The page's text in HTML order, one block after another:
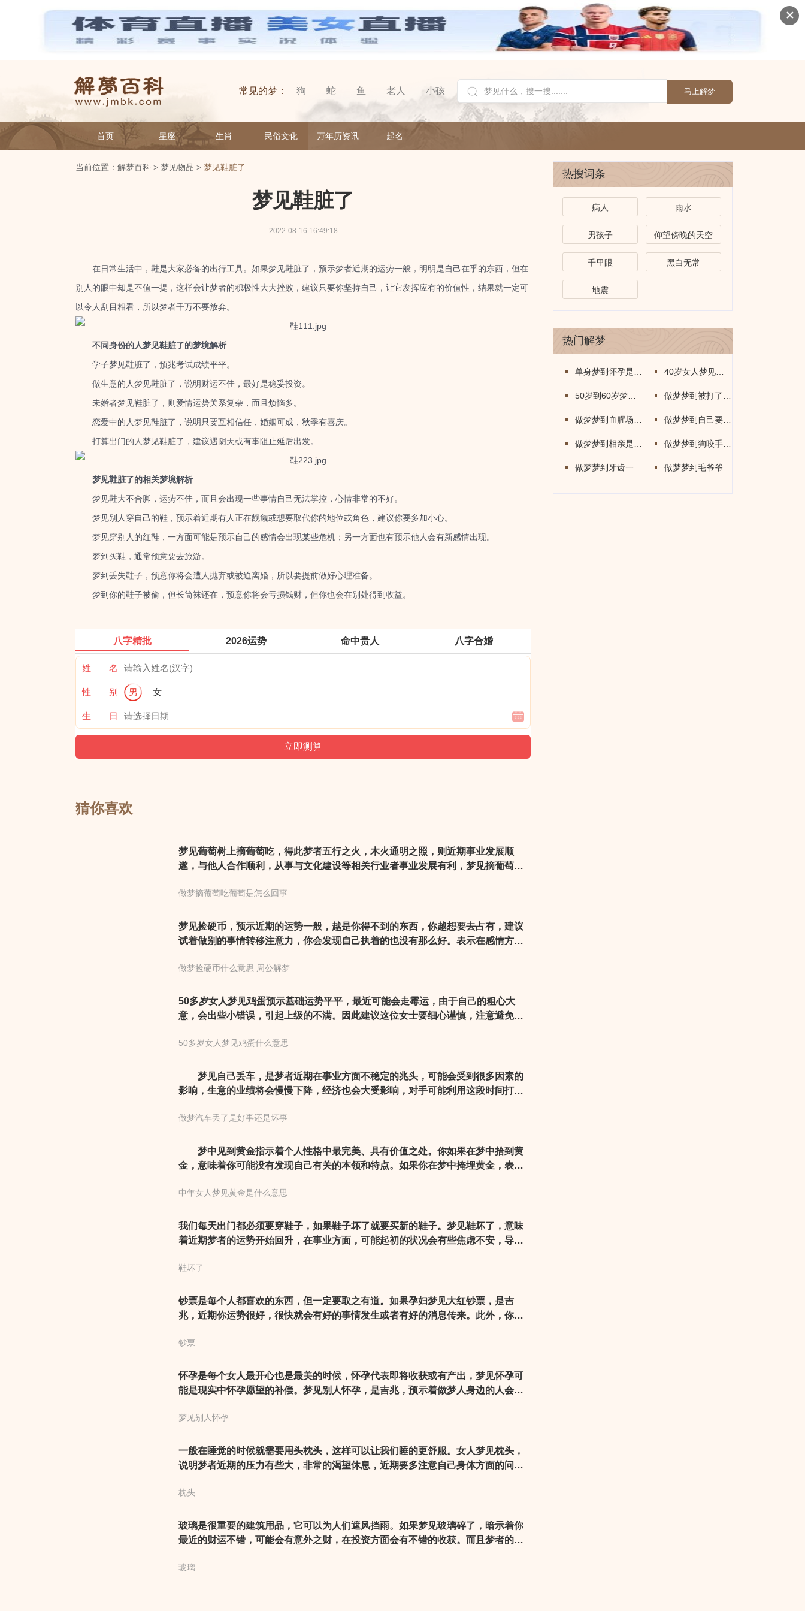
✕
马上解梦
常见的梦： 狗 蛇 鱼 老人 小孩
首页 星座 生肖 民俗文化 万年历资讯 起名
当前位置： 解梦百科 > 梦见物品 > 梦见鞋脏了
梦见鞋脏了
2022-08-16 16:49:18
在日常生活中，鞋是大家必备的出行工具。如果梦见鞋脏了，预示梦者近期的运势一般，明明是自己在乎的东西，但在
别人的眼中却是不值一提，这样会让梦者的积极性大大挫败，建议只要你坚持自己，让它发挥应有的价值性，结果就一定可
以令人刮目相看，所以梦者千万不要放弃。
不同身份的人梦见鞋脏了的梦境解析
学子梦见鞋脏了，预兆考试成绩平平。
做生意的人梦见鞋脏了，说明财运不佳，最好是稳妥投资。
未婚者梦见鞋脏了，则爱情运势关系复杂，而且烦恼多。
恋爱中的人梦见鞋脏了，说明只要互相信任，婚姻可成，秋季有喜庆。
打算出门的人梦见鞋脏了，建议遇阴天或有事阻止延后出发。
梦见鞋脏了的相关梦境解析
梦见鞋大不合脚，运势不佳，而且会出现一些事情自己无法掌控，心情非常的不好。
梦见别人穿自己的鞋，预示着近期有人正在觊觎或想要取代你的地位或角色，建议你要多加小心。
梦见穿别人的红鞋，一方面可能是预示自己的感情会出现某些危机；另一方面也有预示他人会有新感情出现。
梦到买鞋，通常预意要去旅游。
梦到丢失鞋子，预意你将会遭人抛弃或被迫离婚，所以要提前做好心理准备。
梦到你的鞋子被偷，但长筒袜还在，预意你将会亏损钱财，但你也会在别处得到收益。
八字精批 2026运势 命中贵人 八字合婚
姓 名
性 别 男 女
生 日
猜你喜欢
梦见葡萄树上摘葡萄吃，得此梦者五行之火，木火通明之照，则近期事业发展顺
遂，与他人合作顺利，从事与文化建设等相关行业者事业发展有利，梦见摘葡萄乃
做梦摘葡萄吃葡萄是怎么回事
梦见捡硬币，预示近期的运势一般，越是你得不到的东西，你越想要去占有，建议
试着做别的事情转移注意力，你会发现自己执着的也没有那么好。表示在感情方面
放一点。而且其中有人对你表示好感的可能喔。其实只要多想些快乐的事物，情绪
做梦捡硬币什么意思 周公解梦
50多岁女人梦见鸡蛋预示基础运势平平，最近可能会走霉运，由于自己的粗心大
意，会出些小错误，引起上级的不满。因此建议这位女士要细心谨慎，注意避免小
梦见鸡蛋代表先失后得、要有信心得财利，本命年的女人梦见鸡蛋意味着家庭风波
50多岁女人梦见鸡蛋什么意思
梦见自己丢车，是梦者近期在事业方面不稳定的兆头，可能会受到很多因素的
影响，生意的业绩将会慢慢下降，经济也会大受影响，对手可能利用这段时间打击
做梦汽车丢了是好事还是坏事
梦中见到黄金指示着个人性格中最完美、具有价值之处。你如果在梦中拾到黄
金，意味着你可能没有发现自己有关的本领和特点。如果你在梦中掩埋黄金，表示
中年女人梦见黄金是什么意思
我们每天出门都必须要穿鞋子，如果鞋子坏了就要买新的鞋子。梦见鞋坏了，意味
着近期梦者的运势开始回升，在事业方面，可能起初的状况会有些焦虑不安，导致
信，其后做事顺利，是吉兆。
鞋坏了
钞票是每个人都喜欢的东西，但一定要取之有道。如果孕妇梦见大红钞票，是吉
兆，近期你运势很好，很快就会有好的事情发生或者有好的消息传来。此外，你的
不少奖励。建议你万事低调，免得出现什么差错，让自己损失了一笔钱财。
钞票
怀孕是每个女人最开心也是最美的时候，怀孕代表即将收获或有产出，梦见怀孕可
能是现实中怀孕愿望的补偿。梦见别人怀孕，是吉兆，预示着做梦人身边的人会有
某些想法与观点开始变得和以前不同了，比如他们开始变得成熟等等。
梦见别人怀孕
一般在睡觉的时候就需要用头枕头，这样可以让我们睡的更舒服。女人梦见枕头，
说明梦者近期的压力有些大，非常的渴望休息，近期要多注意自己身体方面的问
帮助，可以顺利的度过难关。
枕头
玻璃是很重要的建筑用品，它可以为人们遮风挡雨。如果梦见玻璃碎了，暗示着你
最近的财运不错，可能会有意外之财，在投资方面会有不错的收获。而且梦者的恋
但梦者也要注意，要时刻谨防小人的侵扰。
玻璃
热搜词条
病人 雨水
男孩子 仰望傍晚的天空
千里眼 黑白无常
地震
热门解梦